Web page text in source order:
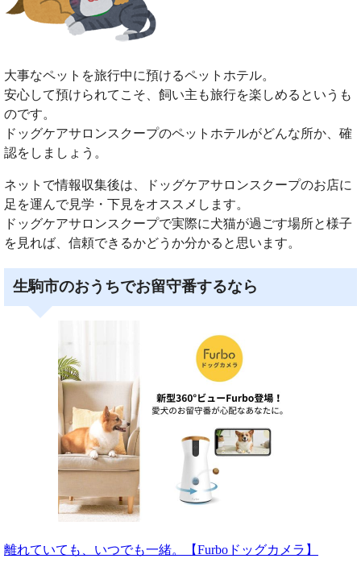
大事なペットを旅行中に預けるペットホテル。
安心して預けられてこそ、飼い主も旅行を楽しめるというも
のです。
ドッグケアサロンスクープのペットホテルがどんな所か、確
認をしましょう。
ネットで情報収集後は、ドッグケアサロンスクープのお店に
足を運んで見学・下見をオススメします。
ドッグケアサロンスクープで実際に犬猫が過ごす場所と様子
を見れば、信頼できるかどうか分かると思います。
生駒市のおうちでお留守番するなら
離れていても、いつでも一緒。【Furboドッグカメラ】